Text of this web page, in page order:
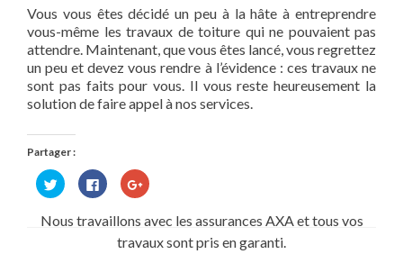
Vous vous êtes décidé un peu à la hâte à entreprendre
vous-même les travaux de toiture qui ne pouvaient pas
attendre. Maintenant, que vous êtes lancé, vous regrettez
un peu et devez vous rendre à l’évidence : ces travaux ne
sont pas faits pour vous. Il vous reste heureusement la
solution de faire appel à nos services.
Partager :
Cliquez
pour
partager
Twitter(ouvre
Cliquez
pour
partager
sur
Facebook(ouvre
dans
une
Cliquez
pour
Google+
dans
Nous travaillons avec les assurances AXA et tous vos
travaux sont pris en garanti.